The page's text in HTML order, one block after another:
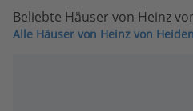
Beliebte Häuser von Heinz
Alle Häuser von Heinz von